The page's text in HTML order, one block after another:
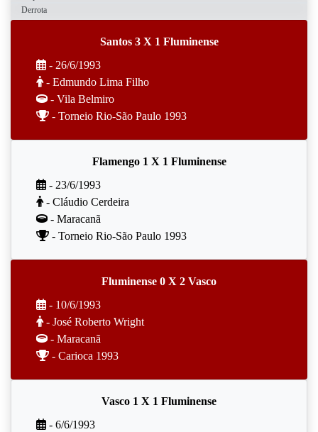
Derrota
Santos 3 X 1 Fluminense
- 26/6/1993
- Edmundo Lima Filho
- Vila Belmiro
- Torneio Rio-São Paulo 1993
Flamengo 1 X 1 Fluminense
- 23/6/1993
- Cláudio Cerdeira
- Maracanã
- Torneio Rio-São Paulo 1993
Fluminense 0 X 2 Vasco
- 10/6/1993
- José Roberto Wright
- Maracanã
- Carioca 1993
Vasco 1 X 1 Fluminense
- 6/6/1993